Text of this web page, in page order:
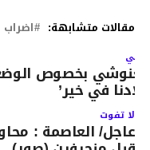
مقالات متشابهة: اضراب
بخصوص
في خير’
لا تفوت
عاجل/ العاصمة :